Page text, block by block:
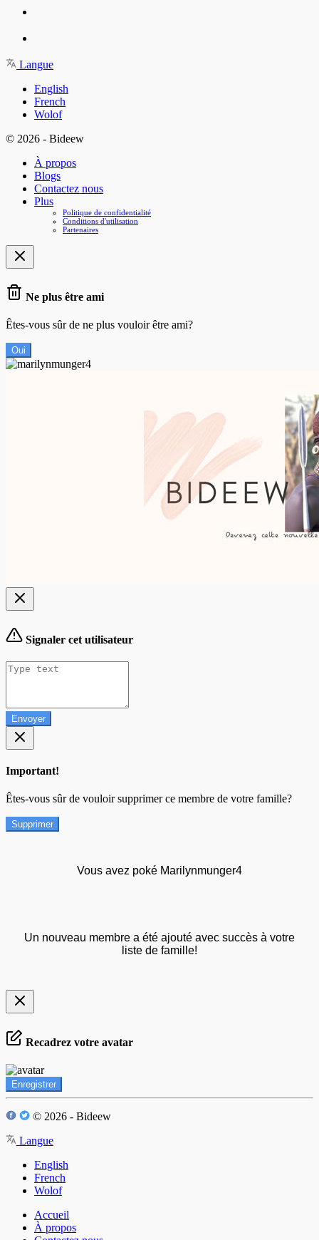
Langue
English
French
Wolof
© 2026 - Bideew
À propos
Blogs
Contactez nous
Plus
Politique de confidentialité
Conditions d'utilisation
Partenaires
Ne plus être ami
Êtes-vous sûr de ne plus vouloir être ami?
Oui
Signaler cet utilisateur
Envoyer
Important!
Êtes-vous sûr de vouloir supprimer ce membre de votre famille?
Supprimer
Vous avez poké Marilynmunger4
Un nouveau membre a été ajouté avec succès à votre
liste de famille!
Recadrez votre avatar
Enregistrer
© 2026 - Bideew
Langue
English
French
Wolof
Accueil
À propos